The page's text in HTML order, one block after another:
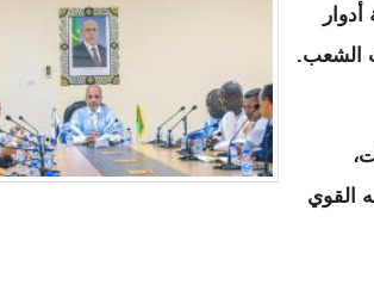
الشعب.
القوي